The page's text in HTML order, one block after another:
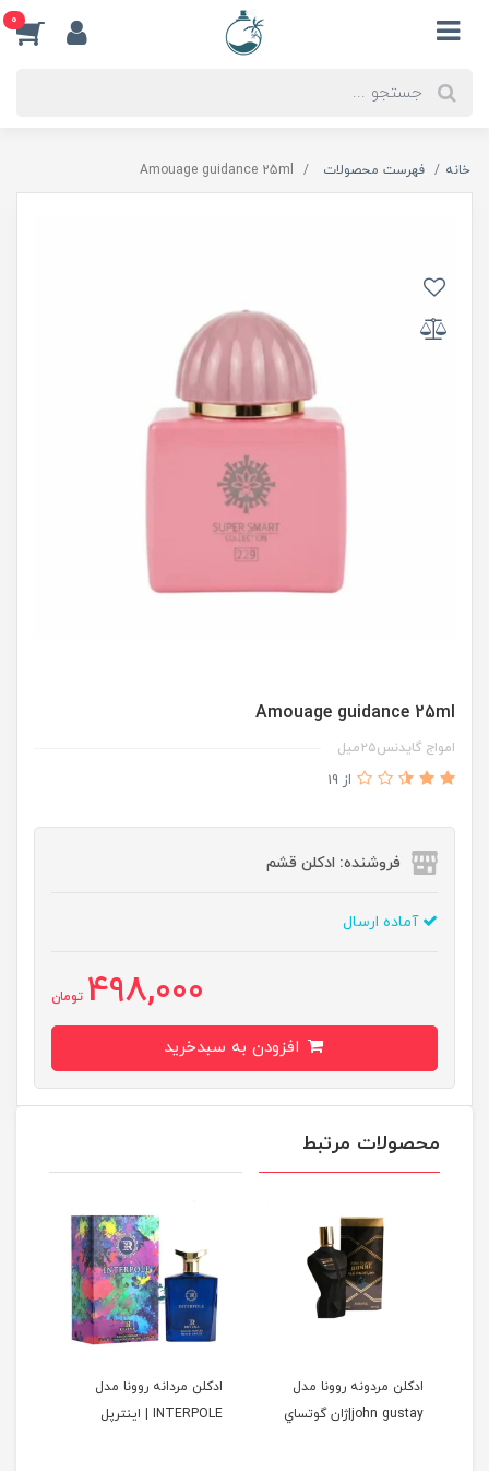
0
خانه فهرست محصولات Amouage guidance 25ml
Amouage guidance 25ml
امواج گایدنس۲۵میل
از 19
فروشنده: ادکلن قشم
آماده ارسال
498,000 تومان
محصولات مرتبط
ادكلن مردونه روونا مدل
john gustay|ژان گوتساي
ادكلن مردانه روونا مدل
INTERPOLE | اينترپل